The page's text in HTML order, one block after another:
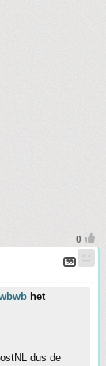
het
dus de